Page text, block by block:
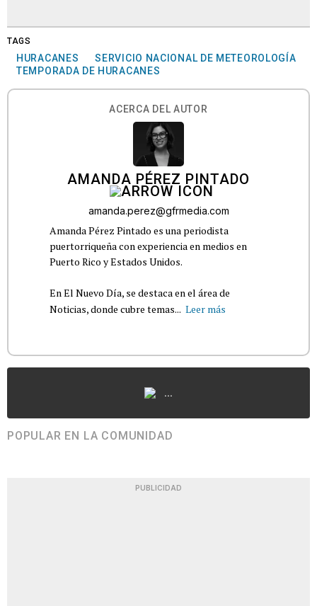
TAGS
HURACANES
SERVICIO NACIONAL DE METEOROLOGÍA
TEMPORADA DE HURACANES
ACERCA DEL AUTOR
AMANDA PÉREZ PINTADO
amanda.perez@gfrmedia.com
Amanda Pérez Pintado es una periodista
puertorriqueña con experiencia en medios en
Puerto Rico y Estados Unidos.
En El Nuevo Día, se destaca en el área de
Noticias, donde cubre temas... Leer más
...
POPULAR EN LA COMUNIDAD
PUBLICIDAD